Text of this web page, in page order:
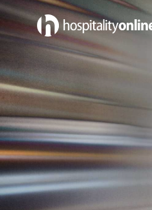
Empleos in Limpieza